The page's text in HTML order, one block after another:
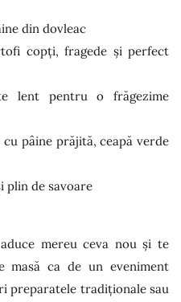
din dovleac
copți, fragede și perfect
lent pentru o frăgezime
pâine prăjită, ceapă verde
plin de savoare
mereu ceva nou și te
masă ca de un eveniment
preparatele tradiționale sau